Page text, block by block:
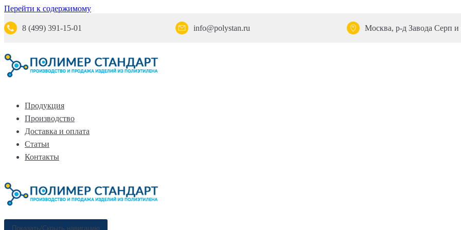
Перейти к содержимому
8 (499) 391-15-01 info@polystan.ru Москва, р-д Завода Серп и
Продукция
Производство
Доставка и оплата
Статьи
Контакты
Показать/Скрыть навигацию